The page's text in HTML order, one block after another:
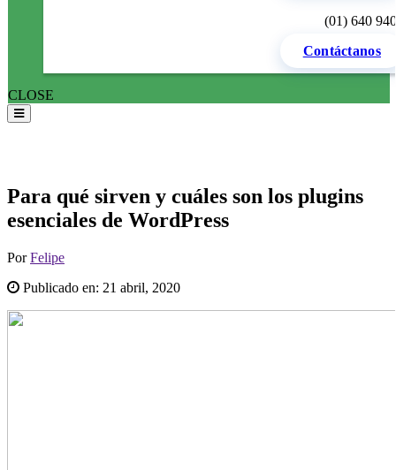
(01) 640
Contáctanos
CLOSE
Para qué sirven y cuáles son los plugins
esenciales de WordPress
PorFelipe
Publicado en: 21 abril, 2020